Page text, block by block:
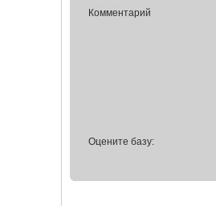
Комментарий
Оцените базу: